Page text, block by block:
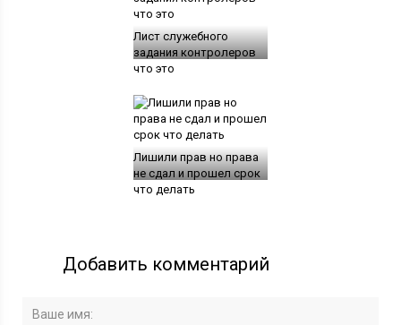
Лист служебного
задания контролеров
что это
Лишили прав но права
не сдал и прошел срок
что делать
Добавить комментарий